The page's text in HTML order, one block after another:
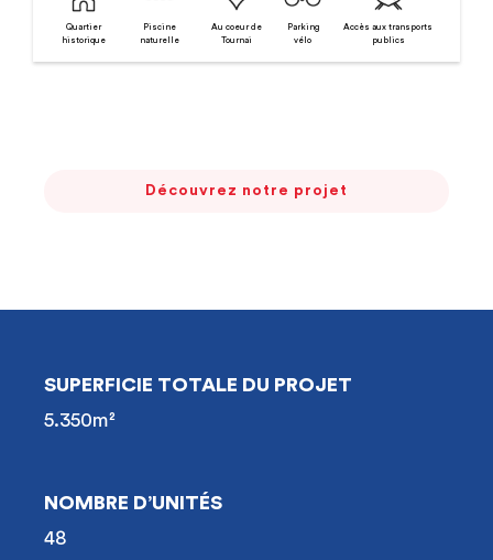
Quartier
historique
Piscine
naturelle
Au coeur de
Tournai
Parking
vélo
Accès aux transports
publics
Découvrez notre projet
SUPERFICIE TOTALE DU PROJET
5.350m²
NOMBRE D’UNITÉS
48